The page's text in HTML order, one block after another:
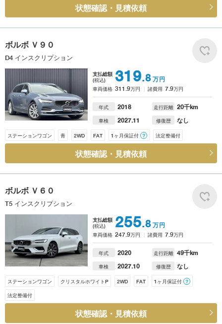
状態確認・見積依頼
ボルボ Ｖ９０
D4 インスクリプション
支払総額
(税込)
319.8 万円
車両価格 311.9万円 諸費用 7.9万円
年式 2018 走行距離 20千km
車検 2027.11 修復歴 なし
ステーションワゴン 青 2WD FAT 1ヶ月保証付 ？ 法定整備付
状態確認・見積依頼
ボルボ Ｖ６０
T5 インスクリプション
支払総額
(税込)
255.8 万円
車両価格 247.9万円 諸費用 7.9万円
年式 2020 走行距離 49千km
車検 2027.10 修復歴 なし
ステーションワゴン クリスタルホワイトP 2WD FAT 1ヶ月保証付 ？
法定整備付
状態確認・見積依頼